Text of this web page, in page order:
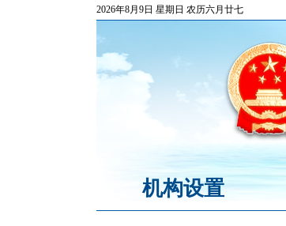
2026年8月9日 星期日 农历六月廿七
机构设置